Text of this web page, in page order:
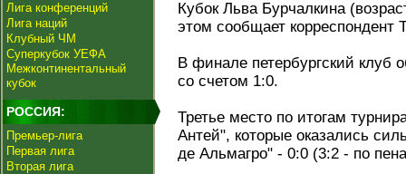
Лига конференций
Лига наций
Клубный ЧМ
Суперкубок УЕФА
Межконтинентальный
кубок
РОССИЯ:
Премьер-лига
Первая лига
Вторая лига
Кубок Льва Бурчалкина
этом сообщает
В финале петербургский клуб
со счетом 1:0.
Третье место по итогам
Антей", которые оказались
де Альмагро" - 0:0 (3:2 - по